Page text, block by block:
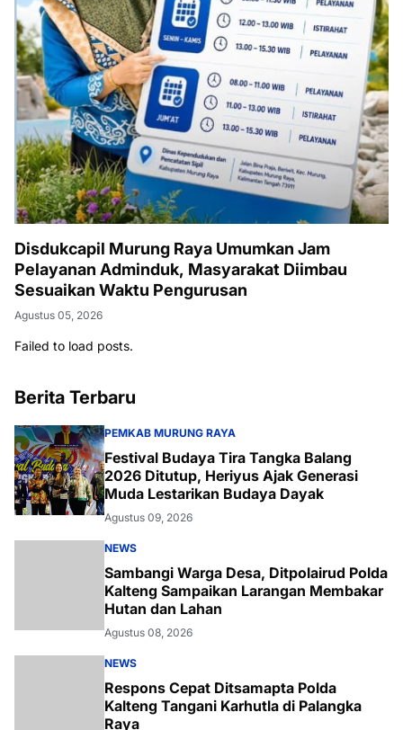
Disdukcapil Murung Raya Umumkan Jam
Pelayanan Adminduk, Masyarakat Diimbau
Sesuaikan Waktu Pengurusan
Agustus 05, 2026
Failed to load posts.
Berita Terbaru
PEMKAB MURUNG RAYA
Festival Budaya Tira Tangka Balang
2026 Ditutup, Heriyus Ajak Generasi
Muda Lestarikan Budaya Dayak
Agustus 09, 2026
NEWS
Sambangi Warga Desa, Ditpolairud Polda
Kalteng Sampaikan Larangan Membakar
Hutan dan Lahan
Agustus 08, 2026
NEWS
Respons Cepat Ditsamapta Polda
Kalteng Tangani Karhutla di Palangka
Raya